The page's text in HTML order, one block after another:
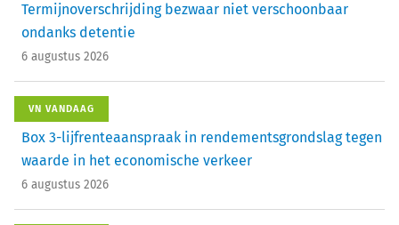
Termijnoverschrijding bezwaar niet verschoonbaar
ondanks detentie
6 augustus 2026
VN VANDAAG
Box 3-lijfrenteaanspraak in rendementsgrondslag tegen
waarde in het economische verkeer
6 augustus 2026